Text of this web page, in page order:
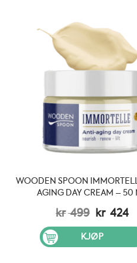
WOODEN SPOON
AGING DAY CREAM – 50
kr499
pris
var:
kr 499.
kr 424
KJØP